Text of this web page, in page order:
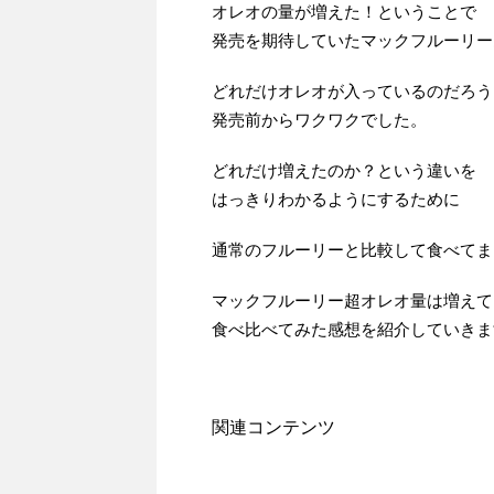
オレオの量が増えた！ということで
発売を期待していたマックフルーリー
どれだけオレオが入っているのだろう
発売前からワクワクでした。
どれだけ増えたのか？という違いを
はっきりわかるようにするために
通常のフルーリーと比較して食べてま
マックフルーリー超オレオ量は増えて
食べ比べてみた感想を紹介していきま
関連コンテンツ